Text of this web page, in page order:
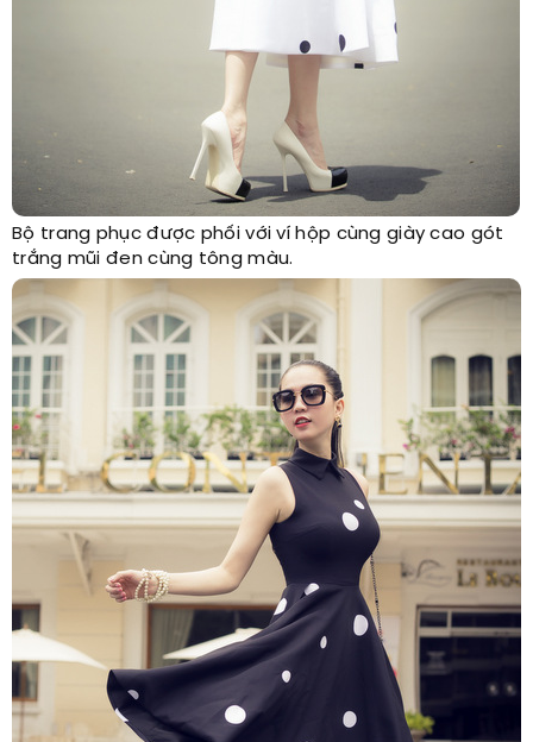
Bộ trang phục được phối với ví hộp cùng giày cao gót
trắng mũi đen cùng tông màu.